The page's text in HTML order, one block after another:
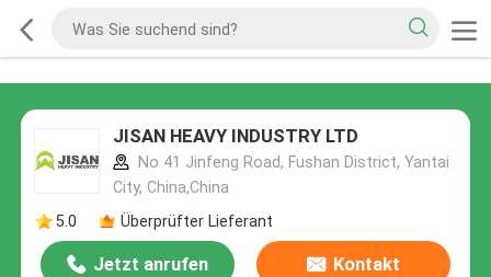
JISAN HEAVY INDUSTRY LTD
No 41 Jinfeng Road, Fushan District, Yantai
City, China,China
5.0
Überprüfter Lieferant
Jetzt anrufen Kontakt